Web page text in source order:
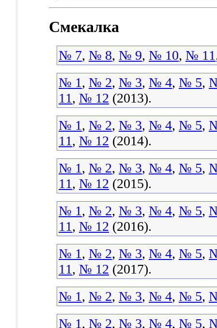
Смекалка
№ 7, № 8, № 9, № 10, № 11
№ 1, № 2, № 3, № 4, № 5,
11, № 12 (2013).
№ 1, № 2, № 3, № 4, № 5,
11, № 12 (2014).
№ 1, № 2, № 3, № 4, № 5,
11, № 12 (2015).
№ 1, № 2, № 3, № 4, № 5,
11, № 12 (2016).
№ 1, № 2, № 3, № 4, № 5,
11, № 12 (2017).
№ 1, № 2, № 3, № 4, № 5,
№ 1, № 2, № 3, № 4, № 5,